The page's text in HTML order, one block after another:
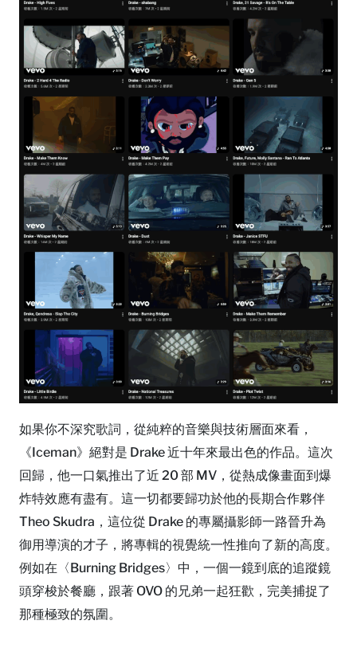
如果你不深究歌詞，從純粹的音樂與技術層面來看，
《Iceman》絕對是 Drake 近十年來最出色的作品。這次
回歸，他一口氣推出了近 20 部 MV，從熱成像畫面到爆
炸特效應有盡有。這一切都要歸功於他的長期合作夥伴
Theo Skudra，這位從 Drake 的專屬攝影師一路晉升為
御用導演的才子，將專輯的視覺統一性推向了新的高度。
例如在〈Burning Bridges〉中，一個一鏡到底的追蹤鏡
頭穿梭於餐廳，跟著 OVO 的兄弟一起狂歡，完美捕捉了
那種極致的氛圍。